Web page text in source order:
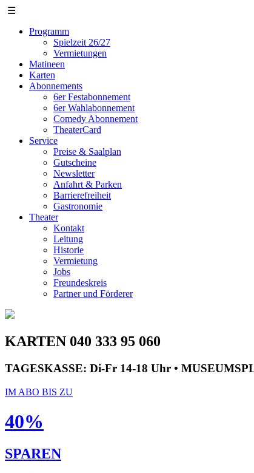
☰
Programm
Spielzeit 26/27
Vermietungen
Matineen
Karten
Abonnements
6er Festabonnement
6er Wahlabonnement
Comedy Abonnement
TheaterCard
Service
Preise & Saalplan
Gutscheine
Newsletter
Anfahrt & Parken
Barrierefreiheit
Gastronomie
Theater
Kontakt
Leitung
Historie
Vermietung
Jobs
Freundeskreis
Partner und Förderer
KARTEN 040 333 95 060
TAGESKASSE: Di-Fr 14-18 Uhr •
IM ABO BIS ZU
40%
SPAREN